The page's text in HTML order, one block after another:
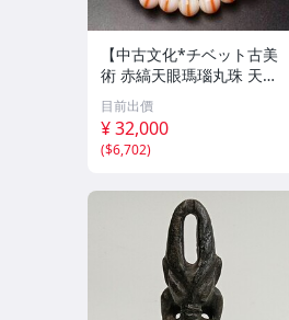
【中古文化*チベット古美
術 赤縞天眼瑪瑙丸珠 天地
天珠組み合わせブレスレッ
ト 縞瑪瑙 古玩 アンティー
ク お守り コレクション 腕
輪 】
目前出價
¥ 32,000
($6,702)